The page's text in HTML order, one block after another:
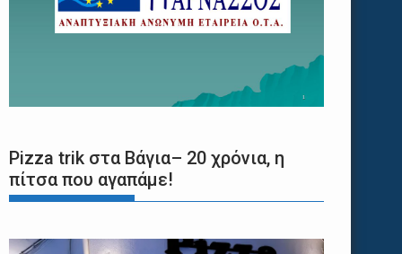
Pizza trik στα Βάγια– 20 χρόνια, η
πίτσα που αγαπάμε!